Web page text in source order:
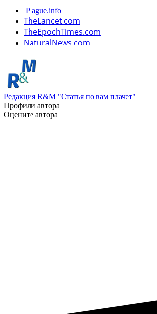
Plague.info
TheLancet.com
TheEpochTimes.com
NaturalNews.com
Редакция R&M "Статья по вам плачет"
Профили автора
Оцените автора